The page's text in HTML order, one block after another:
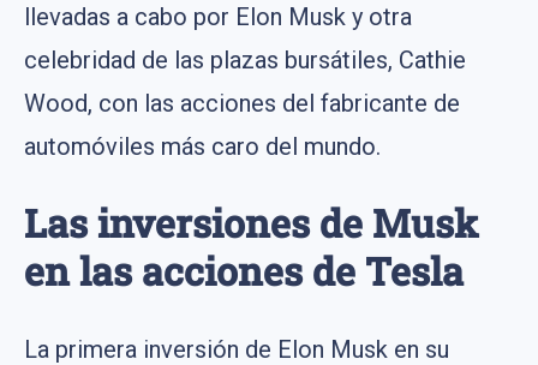
llevadas a cabo por Elon Musk y otra
celebridad de las plazas bursátiles, Cathie
Wood, con las acciones del fabricante de
automóviles más caro del mundo.
Las inversiones de Musk
en las acciones de Tesla
La primera inversión de Elon Musk en su